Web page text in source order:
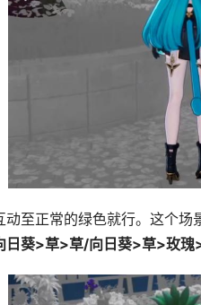
动至正常的绿色就行。这个
日葵>草>草/向日葵>草>玫瑰